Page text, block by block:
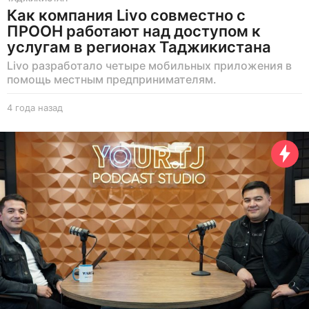
Как компания Livo совместно с
ПРООН работают над доступом к
услугам в регионах Таджикистана
Livo разработало четыре мобильных приложения в
помощь местным предпринимателям.
4 года назад
о
д
а
н
а
з
а
д